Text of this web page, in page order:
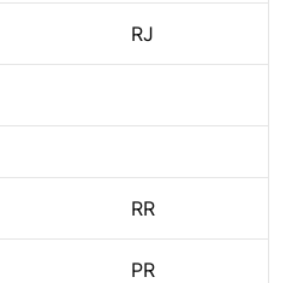
RJ
RR
PR